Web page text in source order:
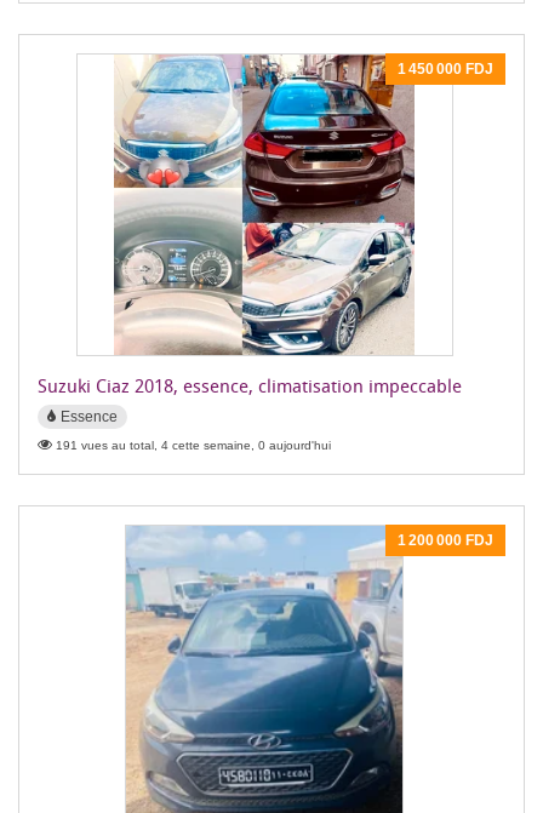
1 450 000 FDJ
Suzuki Ciaz 2018, essence, climatisation impeccable
Essence
191 vues au total, 4 cette semaine, 0 aujourd'hui
1 200 000 FDJ